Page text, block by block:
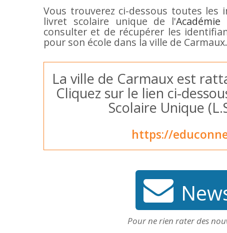
Vous trouverez ci-dessous toutes
livret scolaire unique de l'
consulter et de récupérer les
pour son école dans la ville de Carmaux.
La ville de Carmaux est
Cliquez sur le lien ci-
Scolaire Unique
https://
Pour ne rien rater des